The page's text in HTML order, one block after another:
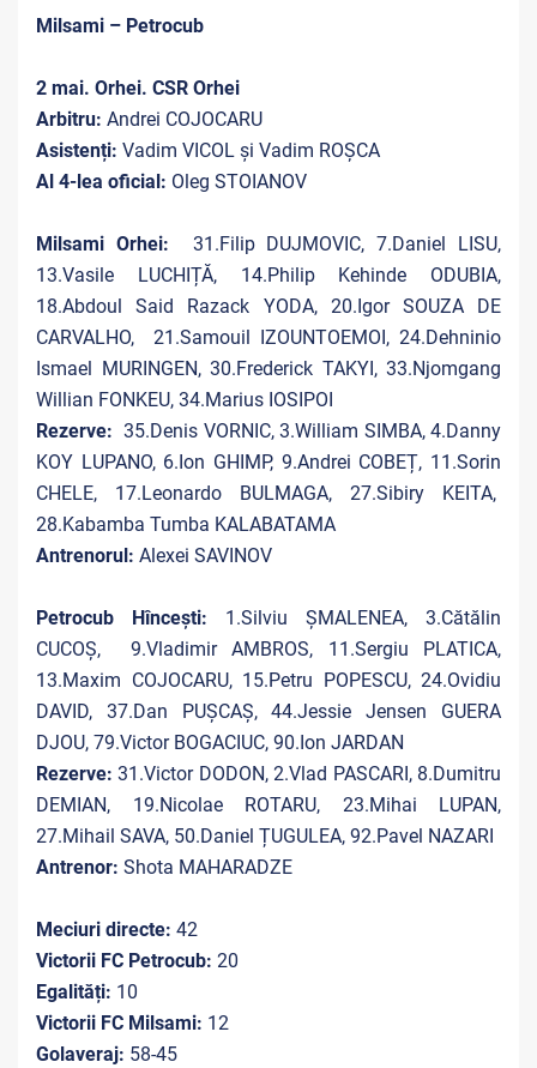
Milsami – Petrocub
2 mai. Orhei. CSR Orhei
Arbitru: Andrei COJOCARU
Asistenți: Vadim VICOL și Vadim ROȘCA
Al 4-lea oficial: Oleg STOIANOV
Milsami Orhei: 31.Filip DUJMOVIC, 7.Daniel LISU,
13.Vasile LUCHIȚĂ, 14.Philip Kehinde ODUBIA,
18.Abdoul Said Razack YODA, 20.Igor SOUZA DE
CARVALHO, 21.Samouil IZOUNTOEMOI, 24.Dehninio
Ismael MURINGEN, 30.Frederick TAKYI, 33.Njomgang
Willian FONKEU, 34.Marius IOSIPOI
Rezerve: 35.Denis VORNIC, 3.William SIMBA, 4.Danny
KOY LUPANO, 6.Ion GHIMP, 9.Andrei COBEȚ, 11.Sorin
CHELE, 17.Leonardo BULMAGA, 27.Sibiry KEITA,
28.Kabamba Tumba KALABATAMA
Antrenorul: Alexei SAVINOV
Petrocub Hîncești: 1.Silviu ȘMALENEA, 3.Cătălin
CUCOȘ, 9.Vladimir AMBROS, 11.Sergiu PLATICA,
13.Maxim COJOCARU, 15.Petru POPESCU, 24.Ovidiu
DAVID, 37.Dan PUȘCAȘ, 44.Jessie Jensen GUERA
DJOU, 79.Victor BOGACIUC, 90.Ion JARDAN
Rezerve:31.Victor DODON, 2.Vlad PASCARI, 8.Dumitru
DEMIAN, 19.Nicolae ROTARU, 23.Mihai LUPAN,
27.Mihail SAVA, 50.Daniel ȚUGULEA, 92.Pavel NAZARI
Antrenor: Shota MAHARADZE
Meciuri directe: 42
Victorii FC Petrocub: 20
Egalități: 10
Victorii FC Milsami: 12
Golaveraj: 58-45